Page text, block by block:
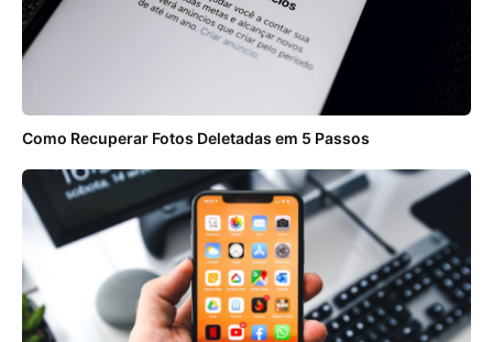
Como Recuperar Fotos Deletadas em 5 Passos